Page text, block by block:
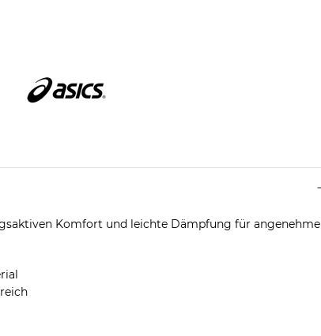
Komfort und leichte Dämpfung für angenehme